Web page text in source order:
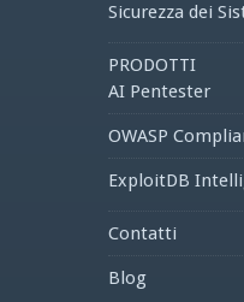
Sicurezza dei
PRODOTTI
AI Pentester
OWASP
ExploitDB
Contatti
Blog